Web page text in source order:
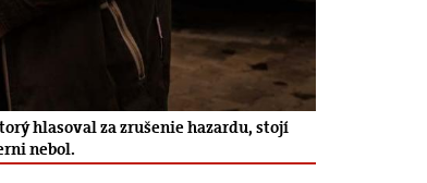
hlasoval za zrušenie hazardu, stojí
nebol.